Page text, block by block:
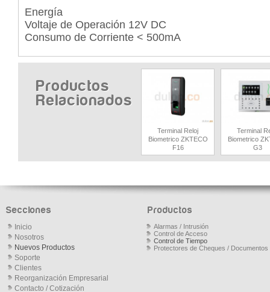
Energía
Voltaje de Operación 12V DC
Consumo de Corriente < 500mA
Productos
Relacionados
Terminal Reloj
Biometrico ZKTECO
F16
Terminal
Biometrico
G3
Secciones
Inicio
Nosotros
Nuevos Productos
Soporte
Clientes
Reorganización Empresarial
Contacto / Cotización
Productos
Alarmas / Intrusión
Control de Acceso
Control de Tiempo
Protectores de Cheques / Documentos